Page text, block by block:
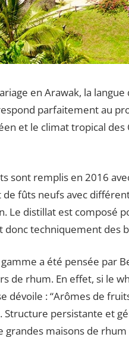
en Arawak, la
parfaitement au
et le climat tropical
sont remplis en 2016
fûts neufs avec
Le distillat est composé
donc techniquement des
a été pensée par
de rhum. En effet, si le
dévoile : “Arômes de
Structure persistante et
grandes maisons de